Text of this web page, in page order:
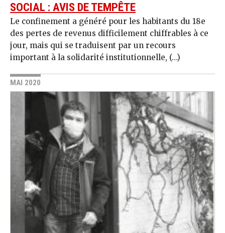
SOCIAL : AVIS DE TEMPÊTE
Le confinement a généré pour les habitants du 18e
des pertes de revenus difficilement chiffrables à ce
jour, mais qui se traduisent par un recours
important à la solidarité institutionnelle, (…)
MAI 2020